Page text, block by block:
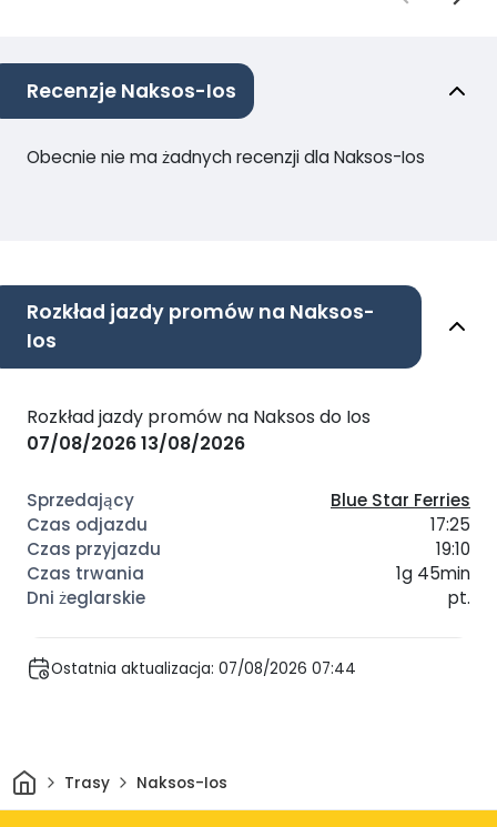
Recenzje Naksos-Ios
Obecnie nie ma żadnych recenzji dla Naksos-Ios
Rozkład jazdy promów na Naksos-
Ios
Rozkład jazdy promów na Naksos do Ios
07/08/202613/08/2026
Blue Star Ferries
17:25
19:10
1g 45min
pt.
Ostatnia aktualizacja: 07/08/2026 07:44
DomTrasy Naksos-Ios